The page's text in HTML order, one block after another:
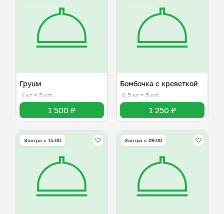
Груши
1 кг ≈ 5 шт.
1 500 ₽
Бомбочка с креветкой
0,5 кг ≈ 5 шт.
1 250 ₽
Завтра c 15:00 Завтра c 09:00